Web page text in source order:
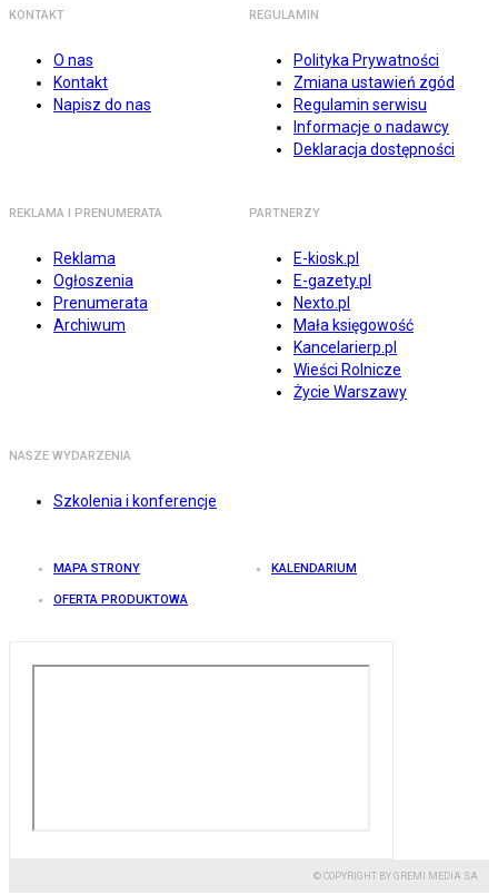
KONTAKT
O nas
Kontakt
Napisz do nas
REGULAMIN
Polityka Prywatności
Zmiana ustawień zgód
Regulamin serwisu
Informacje o nadawcy
Deklaracja dostępności
REKLAMA I PRENUMERATA
Reklama
Ogłoszenia
Prenumerata
Archiwum
PARTNERZY
E-kiosk.pl
E-gazety.pl
Nexto.pl
Mała księgowość
Kancelarierp.pl
Wieści Rolnicze
Życie Warszawy
NASZE WYDARZENIA
Szkolenia i konferencje
MAPA STRONY KALENDARIUM
OFERTA PRODUKTOWA
© COPYRIGHT BY GREMI MEDIA SA